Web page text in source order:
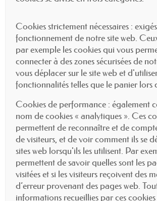
Cookies strictement nécessaires :
fonctionnement de notre site web.
par exemple les cookies qui vous
connecter à des zones sécurisées de
vous déplacer sur le site web et
fonctionnalités telles que le panier lors
Cookies de performance : également
nom de cookies « analytiques ». Ces
permettent de reconnaître et de
de visiteurs, et de voir comment ils se
sites web lorsqu'ils les utilisent. Par
permettent de savoir quelles sont les
visitées et si les visiteurs reçoivent des
d’erreur provenant des pages web.
informations recueillies par ces